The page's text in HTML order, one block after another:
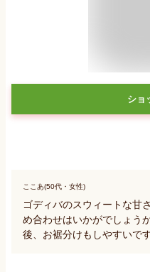
ショ
ここあ(50代・女性)
ゴディバのスウィートな甘
め合わせはいかがでしょう
後、お裾分けもしやすいです